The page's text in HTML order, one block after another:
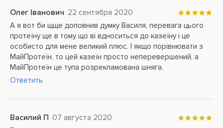
Олег Іванович 22 сентября 2020
А я вот би щще доповнив думку Василя, перевага цього
протеїну ще в тому що ві вдноситься до казеїну і це
особисто для мене великий плюс. І якщо порівнювати з
МайПротеїн, то цей казеїн просто неперевершений, а
МайПротеїн це тупа розрекламована шняга.
Ответить
Василий П 07 августа 2020